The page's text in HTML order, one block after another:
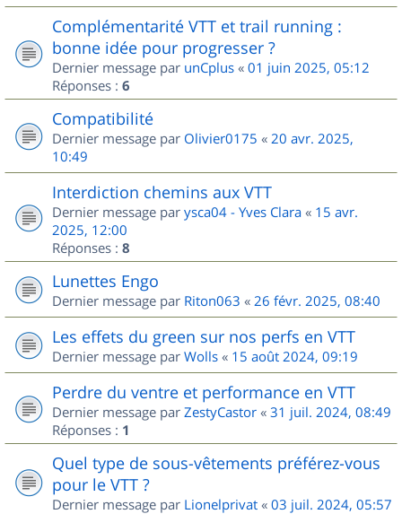
Complémentarité VTT et trail running :
bonne idée pour progresser ?
Dernier message par unCplus « 01 juin 2025, 05:12
Réponses : 6
Compatibilité
Dernier message par Olivier0175 « 20 avr. 2025,
10:49
Interdiction chemins aux VTT
Dernier message par ysca04 - Yves Clara « 15 avr.
2025, 12:00
Réponses : 8
Lunettes Engo
Dernier message par Riton063 « 26 févr. 2025, 08:40
Les effets du green sur nos perfs en VTT
Dernier message par Wolls « 15 août 2024, 09:19
Perdre du ventre et performance en VTT
Dernier message par ZestyCastor « 31 juil. 2024, 08:49
Réponses : 1
Quel type de sous-vêtements préférez-vous
pour le VTT ?
Dernier message par Lionelprivat « 03 juil. 2024, 05:57